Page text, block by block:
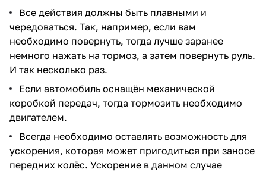
Все действия должны быть плавными и
чередоваться. Так, например, если вам
необходимо повернуть, тогда лучше заранее
немного нажать на тормоз, а затем повернуть руль.
И так несколько раз.
Если автомобиль оснащён механической
коробкой передач, тогда тормозить необходимо
двигателем.
Всегда необходимо оставлять возможность для
ускорения, которая может пригодиться при заносе
передних колёс. Ускорение в данном случае